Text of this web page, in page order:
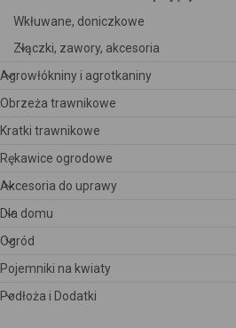
Wkłuwane, doniczkowe
Złączki, zawory, akcesoria
Agrowłókniny i agrotkaniny
Obrzeża trawnikowe
Kratki trawnikowe
Rękawice ogrodowe
Akcesoria do uprawy
Dla domu
Ogród
Pojemniki na kwiaty
Podłoża i Dodatki